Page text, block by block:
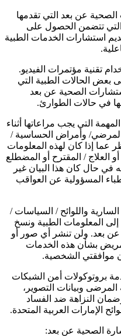
عن بعد التي تقدمها
تتضمن الحصول على
استشارات الخدمات الطبية
تقنية مؤتمرات الفيديو.
بعض الحالات الطبية التي
الصحية عن بعد
في حالات الطوارئ.
التي يجب مراعاتها أثناء
المرضي/ وأمراض الحساسية /
عما إذا كان لهذه المعلومات
العلاج / المقترح أو المضطلع
حال كان هذا البيان غير
المسؤولية عن العواقب
السارية واللوائح / السياسات /
إلى المعلومات الطبية ونسخ
بعد. ولن تنشر أي صور أو
بشأن هذه الخدمات
موافقتي الشخصية.
بروتوكولات أمن الشبكات
وبيانات التصوير،
النزاهة ضد الفساد
الإمارات العربية المتحدة.
الصحية عن بعد: